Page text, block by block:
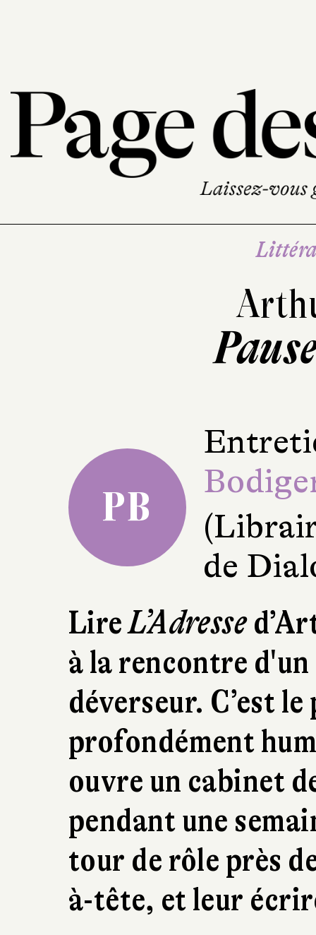
PB
de
LireL’Adresse
à la rencontre
déverseur. C’est
profondément
ouvre un cabinet
pendant une
tour de rôle près
à-tête, et leur